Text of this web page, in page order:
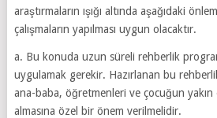
araştırmaların ışığı altında aşağıdaki
çalışmaların yapılması uygun olacaktır.
a. Bu konuda uzun süreli rehberlik
uygulamak gerekir. Hazırlanan bu
ana-baba, öğretmenleri ve çocuğun yakın
almasına özel bir önem verilmelidir.